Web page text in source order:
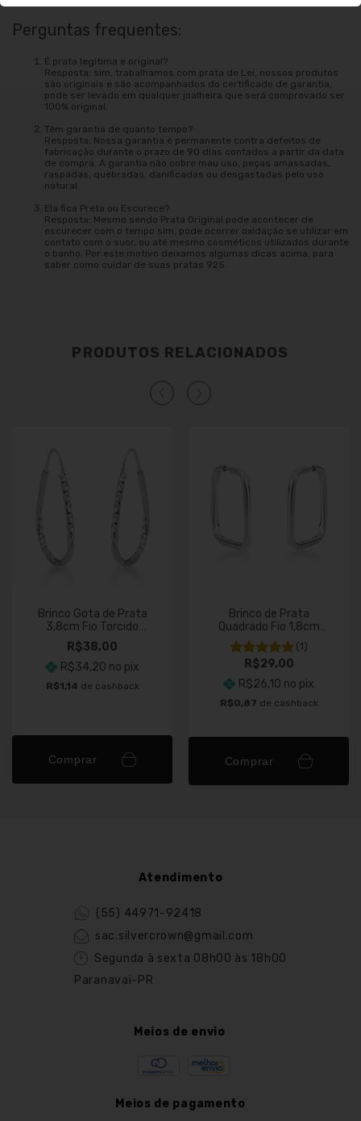
Perguntas frequentes:
É prata legitima e original?
Resposta: sim, trabalhamos com prata de Lei, nossos produtos
são originais e são acompanhados do certificado de garantia,
pode ser levado em qualquer joalheira que será comprovado ser
100% original.
Têm garantia de quanto tempo?
Resposta: Nossa garantia é permanente contra defeitos de
fabricação durante o prazo de 90 dias contados a partir da data
de compra. A garantia não cobre mau uso, peças amassadas,
raspadas, quebradas, danificadas ou desgastadas pelo uso
natural.
Ela fica Preta ou Escurece?
Resposta: Mesmo sendo Prata Original pode acontecer de
escurecer com o tempo sim, pode ocorrer oxidação se utilizar em
contato com o suor, ou até mesmo cosméticos utilizados durante
o banho. Por este motivo deixamos algumas dicas acima, para
saber como cuidar de suas pratas 925.
PRODUTOS RELACIONADOS
Brinco Gota de Prata
3,8cm Fio Torcido
1,3mm
R$38,00
R$34,20 no pix
R$1,14 de cashback
Comprar
Brinco de Prata
Quadrado Fio 1,8cm
Redondo (1)
R$29,00
R$26,10 no pix
R$0,87 de cashback
Comprar
Atendimento
(55) 44971-92418
sac.silvercrown@gmail.com
Segunda à sexta 08h00 às 18h00
Paranavai-PR
Meios de envio
Meios de pagamento